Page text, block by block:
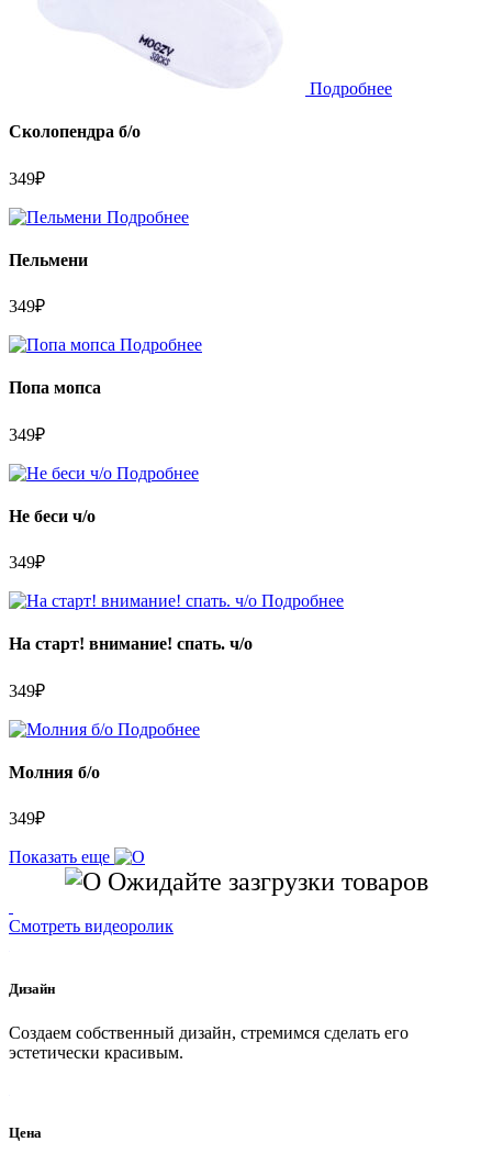
Подробнее
Сколопендра б/о
349₽
Подробнее
Пельмени
349₽
Подробнее
Попа мопса
349₽
Подробнее
Не беси ч/о
349₽
Подробнее
На старт! внимание! спать. ч/о
349₽
Подробнее
Молния б/о
349₽
Показать еще
Ожидайте зазгрузки товаров
Смотреть видеоролик
Дизайн
Создаем собственный дизайн, стремимся сделать его
эстетически красивым.
Цена